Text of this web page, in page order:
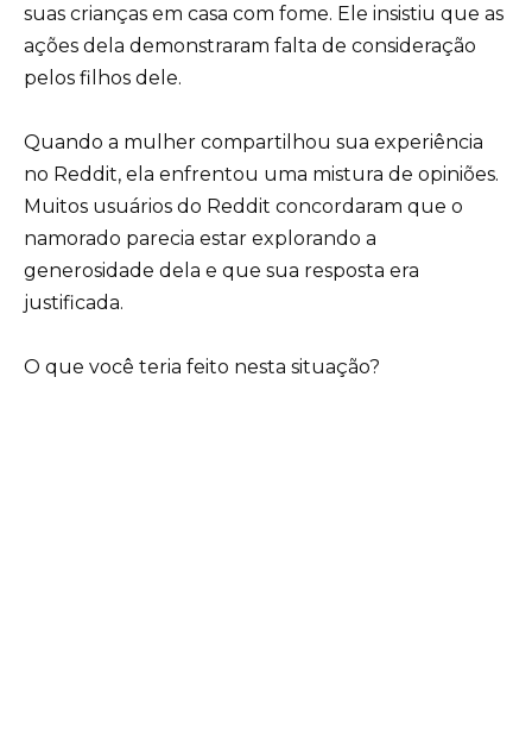
suas crianças em casa com fome. Ele insistiu que as
ações dela demonstraram falta de consideração
pelos filhos dele.
Quando a mulher compartilhou sua experiência
no Reddit, ela enfrentou uma mistura de opiniões.
Muitos usuários do Reddit concordaram que o
namorado parecia estar explorando a
generosidade dela e que sua resposta era
justificada.
O que você teria feito nesta situação?